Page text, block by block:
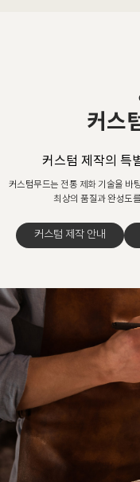
커스
커스텀 제작의 특
커스텀무드는 전통 제화 기술을 바
최상의 품질과 완성도
커스텀 제작 안내